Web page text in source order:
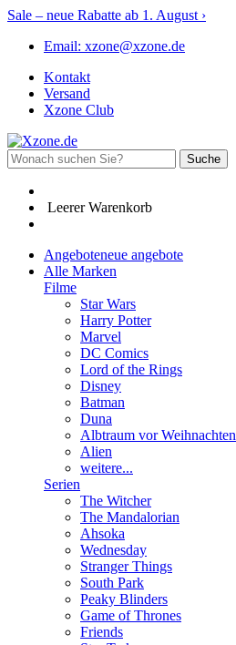
Sale – neue Rabatte ab 1. August ›
Email: xzone@xzone.de
Kontakt
Versand
Xzone Club
Suche
Leerer Warenkorb
Angeboteneue angebote
Alle Marken
Filme
Star Wars
Harry Potter
Marvel
DC Comics
Lord of the Rings
Disney
Batman
Duna
Albtraum vor Weihnachten
Alien
weitere...
Serien
The Witcher
The Mandalorian
Ahsoka
Wednesday
Stranger Things
South Park
Peaky Blinders
Game of Thrones
Friends